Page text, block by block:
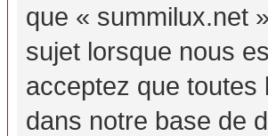
que « summilux.net
sujet lorsque nous
acceptez que
dans notre base de